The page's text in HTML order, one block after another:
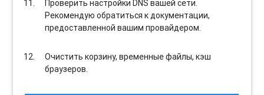
Проверить настройки DNS вашей сети.
Рекомендую обратиться к документации,
предоставленной вашим провайдером.
Очистить корзину, временные файлы, кэш
браузеров.